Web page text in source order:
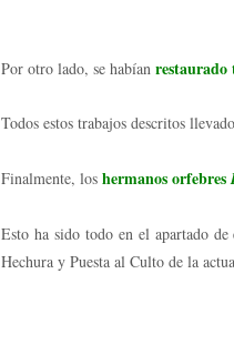
Por otro lado, se habían restaurado
Todos estos trabajos descritos
Finalmente, los hermanos orfebres
Esto ha sido todo en el apartado de
Hechura y Puesta al Culto de la